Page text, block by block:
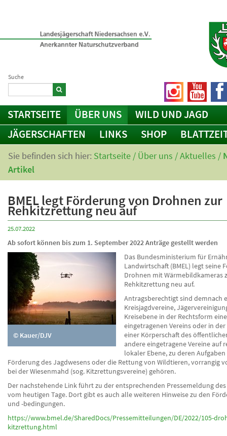
Suche
STARTSEITE ÜBER UNS
WILD UND JAGD
JÄGERSCHAFTEN
LINKS SHOP
Sie befinden sich hier: Startseite / Über uns /Aktuelles /
Artikel
BMEL legt Förderung von Drohnen zur
Rehkitzrettung neu auf
25.07.2022
Ab sofort können bis zum 1. September 2022 Anträge gestellt werden
© Kauer/DJV
Das Bundesministerium für
Landwirtschaft (BMEL) legt seine
Drohnen mit Wärmebildkameras
Rehkitzrettung neu auf.
Antragsberechtigt sind demnach
Kreisjagdvereine,
Kreisebene in der Rechtsform
eingetragenen Vereins oder in
einer Körperschaft des
andere eingetragene Vereine auf
lokaler Ebene, zu deren
Förderung des Jagdwesens oder die Rettung von Wildtieren, vorrangig
bei der Wiesenmahd (sog. Kitzrettungsvereine) gehören.
Der nachstehende Link führt zu der entsprechenden Pressemeldung
vom heutigen Tage. Dort gibt es auch alle weiteren Hinweise zu den
und -bedingungen.
https://www.bmel.de/SharedDocs/Pressemitteilungen/DE/2022/105-
kitzrettung.html